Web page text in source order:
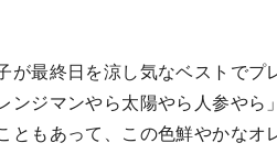
が最終日を涼し気なベストでプ
ジマンやら太陽やら人参やら
ともあって、この色鮮やかなオ